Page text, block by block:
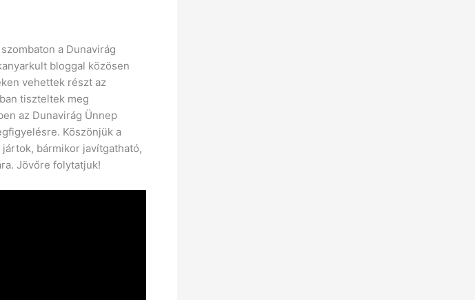
a Dunavirág
bloggal közösen
vehettek részt az
tiszteltek meg
az Dunavirág Ünnep
Köszönjük a
bármikor javítgatható,
Jövőre folytatjuk!